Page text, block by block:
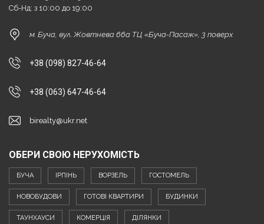
Сб-Нд: з 10:00 до 19:00
м. Буча, вул. Жовтнева 66а ТЦ «Буча-Пасаж», 3 поверх
+38 (098) 827-46-64
+38 (063) 647-46-64
birealty@ukr.net
ОБЕРИ СВОЮ НЕРУХОМІСТЬ
БУЧА ІРПІНЬ ВОРЗЕЛЬ ГОСТОМЕЛЬ
НОВОБУДОВИ ГОТОВІ КВАРТИРИ БУДИНКИ
ТАУНХАУСИ КОМЕРЦІЯ ДІЛЯНКИ